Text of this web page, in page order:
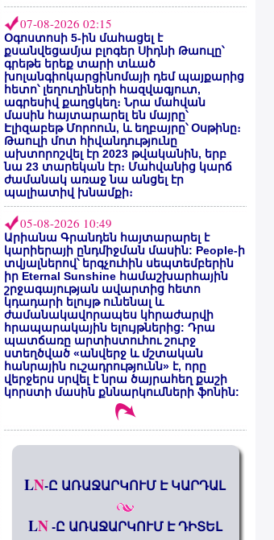
07-08-2026 02:15
Օգոստոսի 5-ին մահացել է
քսանվեցամյա բլոգեր Սիդնի Թաուլը՝
գրեթե երեք տարի տևած
խոլանգիոկարցինոմայի դեմ պայքարից
հետո՝ լեղուղիների հազվագյուտ,
ագրեսիվ քաղցկեղ։ Նրա մահվան
մասին հայտարարել են մայրը՝
Էլիզաբեթ Մորոուն, և եղբայրը՝ Օսթինը։
Թաուլի մոտ հիվանդությունը
ախտորոշվել էր 2023 թվականին, երբ
նա 23 տարեկան էր։ Մահվանից կարճ
ժամանակ առաջ նա անցել էր
պալիատիվ խնամքի։
05-08-2026 10:49
Արիանա Գրանդեն հայտարարել է
կարիերայի ընդմիջման մասին: People-ի
տվյալներով՝ երգչուհին սեպտեմբերին
իր Eternal Sunshine համաշխարհային
շրջագայության ավարտից հետո
կդադարի ելույթ ունենալ և
ժամանակավորապես կհրաժարվի
հրապարակային ելույթներից: Դրա
պատճառը արտիստուհու շուրջ
ստեղծված «անվերջ և մշտական
հանրային ուշադրությունն» է, որը
վերջերս սրվել է նրա ծայրահեղ քաշի
կորստի մասին քննարկումների ֆոնին:
LN-Ը ԱՌԱՋԱՐԿՈՒՄ Է ԿԱՐԴԱԼ
LN-Ը ԱՌԱՋԱՐԿՈՒՄ Է ԴԻՏԵԼ